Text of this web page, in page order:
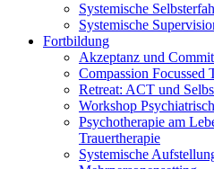
Systemische
Systemische
Fortbildung
Akzeptanz und
Compassion Focussed
Retreat: ACT und
Workshop
Psychotherapie am
Trauertherapie
Systemische